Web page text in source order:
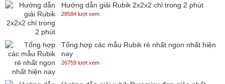
Hướng dẫn giải Rubik 2x2x2 chỉ trong 2 phút
28584 lượt xem
Tổng hợp các mẫu Rubik rẻ nhất ngon nhất hiện
nay
26759 lượt xem